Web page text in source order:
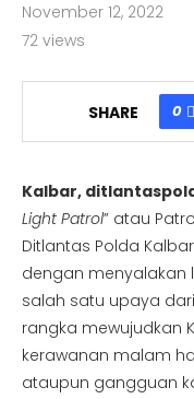
November 12, 2022
72 views
SHARE 0
Kalbar,
Light Patrol” atau
Ditlantas Polda
dengan menyalakan
salah satu upaya
rangka mewujudkan
kerawanan malam
ataupun gangguan